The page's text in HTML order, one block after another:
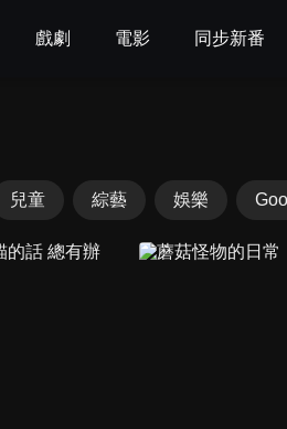
戲劇 電影 同步新番
兒童 綜藝 娛樂